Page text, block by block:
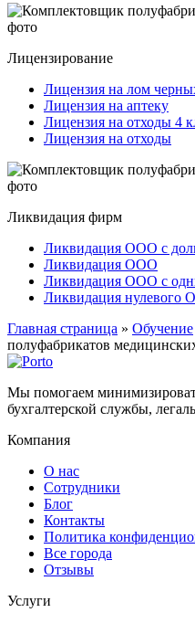
Лицензирование
Лицензия на лом
Лицензия на аптеку
Лицензия на отходы 4
Лицензия на отходы
Ликвидация фирм
Ликвидация ООО с
Ликвидация ООО
Ликвидация ООО с
Ликвидация нулевого
Главная страница » Обучение
полуфабрикатов
Мы помогаем
бухгалтерской службы,
Компания
О нас
Сотрудники
Блог
Контакты
Политика
Все города
Отзывы
Услуги